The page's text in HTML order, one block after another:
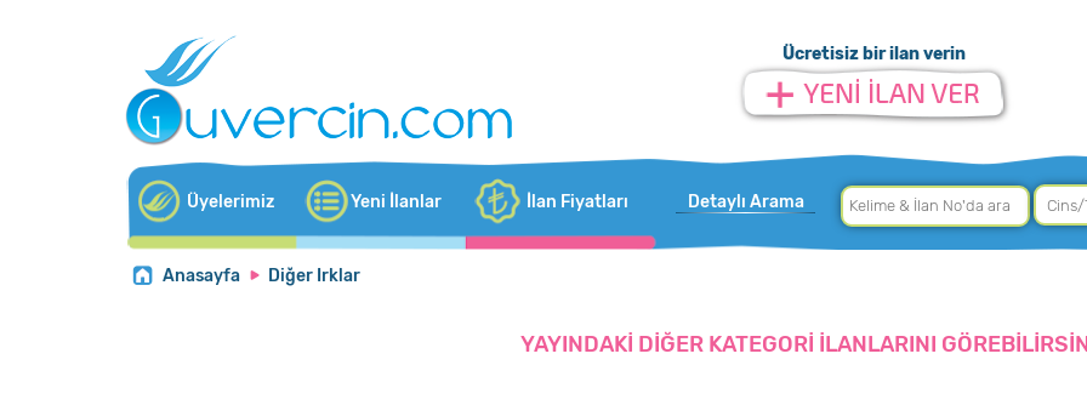
Ücretisiz bir ilan verin
Üyelerimiz Yeni İlanlar İlan Fiyatları Detaylı Arama
Anasayfa Diğer Irklar
YAYINDAKİ DİĞER KATEGORİ İLANLARINI